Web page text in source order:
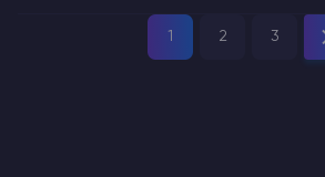
l’artisanat à la capture et au combat
1 2 3